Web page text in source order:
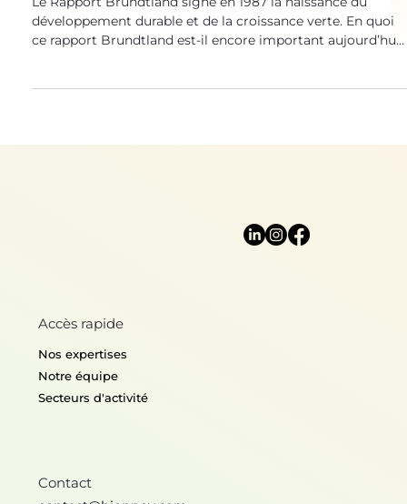
Le Rapport Brundtland signe en 1987 la naissance du
développement durable et de la croissance verte. En quoi
ce rapport Brundtland est-il encore important aujourd’hui
place L’urgence climatique : état des lieux Depuis plus de
changement climatique engendré par l’homme. Depuis le
Accès rapide
Nos expertises
Notre équipe
Secteurs d'activité
Contact